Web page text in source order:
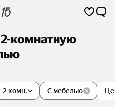
комнатную
2 комн. С мебелью